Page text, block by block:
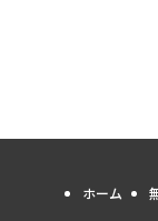
ホーム